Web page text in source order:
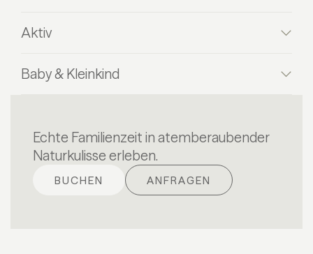
Aktiv
Baby & Kleinkind
Echte Familienzeit in atemberaubender
Naturkulisse erleben.
BUCHEN ANFRAGEN